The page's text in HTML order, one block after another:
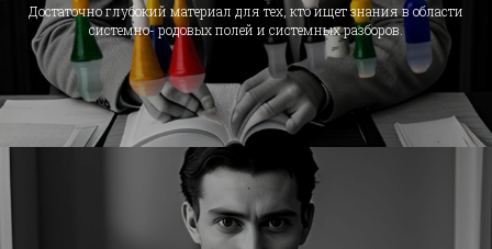
Достаточно глубокий материал для тех, кто ищет знания в области
системно- родовых полей и системных разборов.